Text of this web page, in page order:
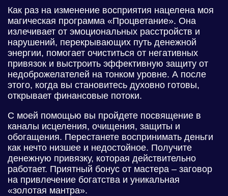
Как раз на изменение восприятия нацелена моя
магическая программа «Процветание». Она
излечивает от эмоциональных расстройств и
нарушений, перекрывающих путь денежной
энергии, помогает очиститься от негативных
привязок и выстроить эффективную защиту от
недоброжелателей на тонком уровне. А после
этого, когда вы становитесь духовно готовы,
открывает финансовые потоки.
С моей помощью вы пройдете посвящение в
каналы исцеления, очищения, защиты и
обогащения. Перестанете воспринимать деньги
как нечто низшее и недостойное. Получите
денежную привязку, которая действительно
работает. Приятный бонус от мастера – заговор
на привлечение богатства и уникальная
«золотая мантра».